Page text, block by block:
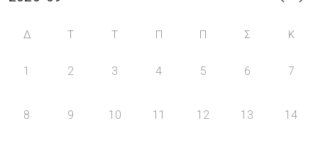
Δ Τ Τ Π Π Σ Κ
1 2 3 4 5 6 7
8 9 10 11 12 13 14